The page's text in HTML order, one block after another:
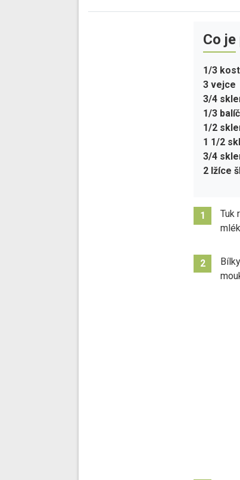
Co
1/3
3 vejce
3/4
1/3
1/2
1 1/2
3/4
2 lžíce
1
Tuk
2